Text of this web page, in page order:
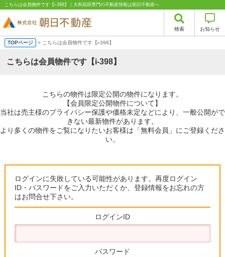
こちらは会員物件です【i-398】｜大和高田専門の不動産情報は朝日不動産へ
検索 お知らせ
TOPページ > こちらは会員物件です【i-398】
こちらは会員物件です【i-398】
こちらの物件は限定公開の物件になります。
【会員限定公開物件について】
当社は売主様のプライバシー保護や価格未定などにより、一般公開がで
きない最新物件があります。
より多くの物件をご覧になりたいお客様は「無料会員」にご登録くださ
い。
ログインに失敗している可能性があります。再度ログイン
ID・パスワードをご入力いただくか、登録情報をお忘れの方
はお問合せ下さい。
ログインID
パスワード